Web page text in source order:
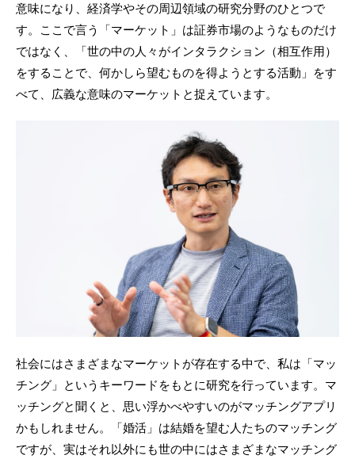
意味になり、経済学やその周辺領域の研究分野のひとつで
す。ここで言う「マーケット」は証券市場のようなものだけ
ではなく、「世の中の人々がインタラクション（相互作用）
をすることで、何かしら望むものを得ようとする活動」をす
べて、広義な意味のマーケットと捉えています。
社会にはさまざまなマーケットが存在する中で、私は「マッ
チング」というキーワードをもとに研究を行っています。マ
ッチングと聞くと、思い浮かべやすいのがマッチングアプリ
かもしれません。「婚活」は結婚を望む人たちのマッチング
ですが、実はそれ以外にも世の中にはさまざまなマッチング